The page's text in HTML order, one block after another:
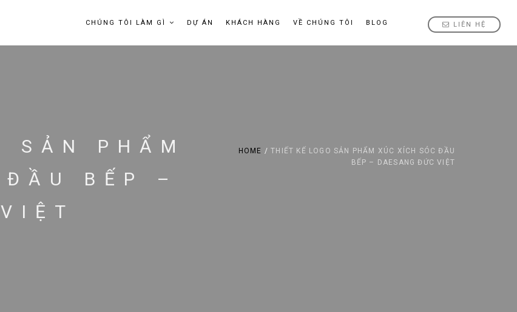
CHÚNG TÔI LÀM GÌ DỰ ÁN KHÁCH HÀNG VỀ CHÚNG TÔI BLOG LIÊN HỆ
SẢN PHẨM
BẾP –
HOME /THIẾT KẾ LOGO SẢN PHẨM XÚC XÍCH SÓC ĐẦU
BẾP – DAESANG ĐỨC VIỆT